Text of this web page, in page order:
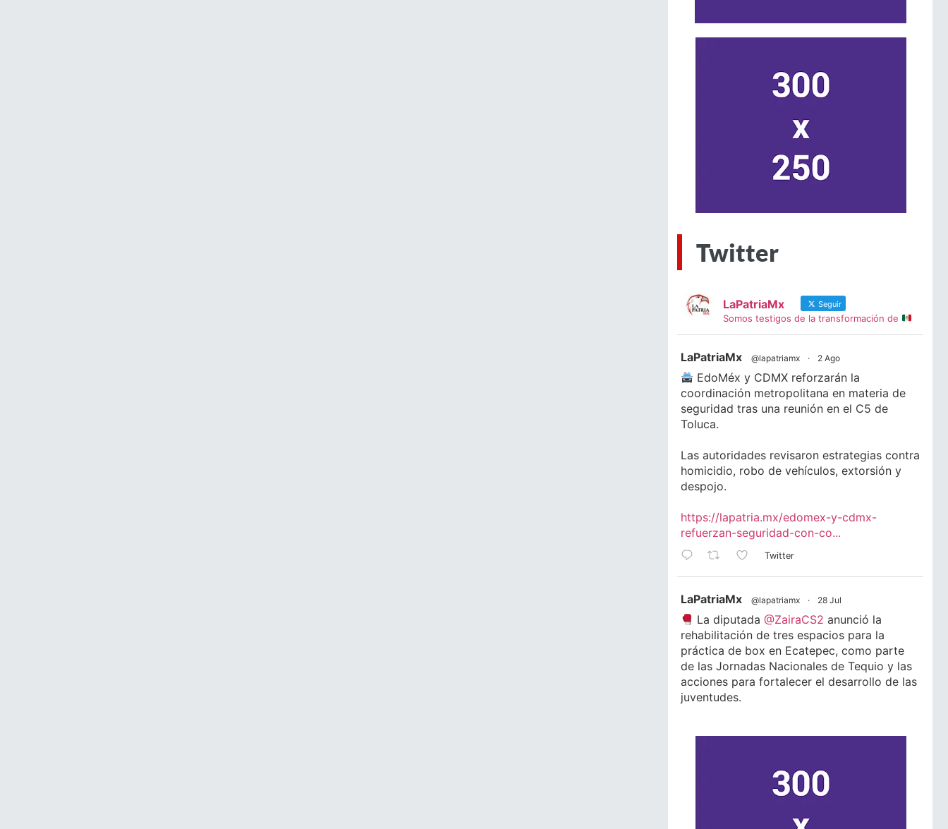
Twitter
LaPatriaMx Seguir
Somos testigos de la transformación de
LaPatriaMx @lapatriamx · 2 Ago
EdoMéx y CDMX reforzarán la
coordinación metropolitana en materia de
seguridad tras una reunión en el C5 de
Toluca.
Las autoridades revisaron estrategias contra
homicidio, robo de vehículos, extorsión y
despojo.
https://lapatria.mx/edomex-y-cdmx-
refuerzan-seguridad-con-co...
Twitter
LaPatriaMx @lapatriamx · 28 Jul
La diputada@ZairaCS2 anunció la
rehabilitación de tres espacios para la
práctica de box en Ecatepec, como parte
de las Jornadas Nacionales de Tequio y las
acciones para fortalecer el desarrollo de las
juventudes.
Twitter
@lapatriamx